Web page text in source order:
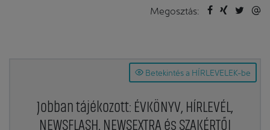
Megosztás:
Betekintés a HÍRLEVELEK-be
Jobban tájékozott: ÉVKÖNYV, HÍRLEVÉL,
NEWSFLASH, NEWSEXTRA és SZAKÉRTŐI